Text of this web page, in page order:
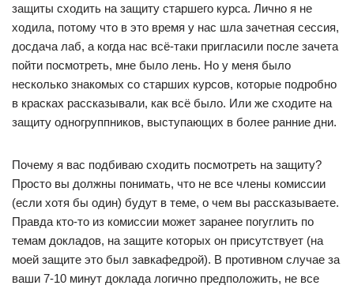
защиты сходить на защиту старшего курса. Лично я не
ходила, потому что в это время у нас шла зачетная сессия,
досдача лаб, а когда нас всё-таки пригласили после зачета
пойти посмотреть, мне было лень. Но у меня было
несколько знакомых со старших курсов, которые подробно
в красках рассказывали, как всё было. Или же сходите на
защиту одногруппников, выступающих в более ранние дни.
Почему я вас подбиваю сходить посмотреть на защиту?
Просто вы должны понимать, что не все члены комиссии
(если хотя бы один) будут в теме, о чем вы рассказываете.
Правда кто-то из комиссии может заранее погуглить по
темам докладов, на защите которых он присутствует (на
моей защите это был завкафедрой). В противном случае за
ваши 7-10 минут доклада логично предположить, не все